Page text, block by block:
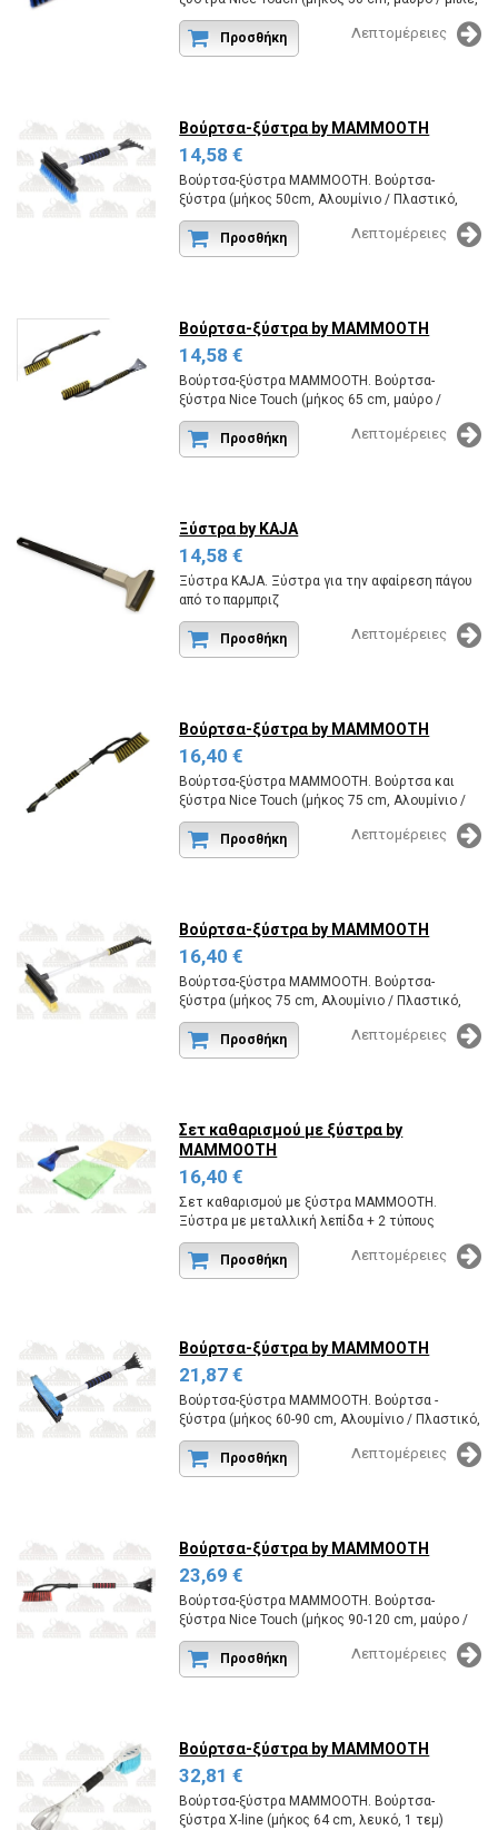
1 τεμ.), Χοντρές τρίχες
Κωδικός εργοστασίου:MMT A123 031.
Προσθήκη Λεπτομέρειες
Βούρτσα-ξύστρα by MAMMOOTH
14,58 €
Βούρτσα-ξύστρα MAMMOOTH. Βούρτσα-
ξύστρα (μήκος 50cm, Αλουμίνιο / Πλαστικό,
μαύρο / μπλε, 1pcs), παχύ τρίχες
Κωδικός εργοστασίου:MMT A123 041.
Προσθήκη Λεπτομέρειες
Βούρτσα-ξύστρα by MAMMOOTH
14,58 €
Βούρτσα-ξύστρα MAMMOOTH. Βούρτσα-
ξύστρα Nice Touch (μήκος 65 cm, μαύρο /
κίτρινο, 1 τεμ.), Χοντρές τρίχες
Κωδικός εργοστασίου:MMT A123 032.
Προσθήκη Λεπτομέρειες
Ξύστρα by KAJA
14,58 €
Ξύστρα KAJA. Ξύστρα για την αφαίρεση πάγου
από το παρμπριζ
Κωδικός εργοστασίου:SCRAPER MURSKA 580L.
Προσθήκη
Λεπτομέρειες
Βούρτσα-ξύστρα by MAMMOOTH
16,40 €
Βούρτσα-ξύστρα MAMMOOTH. Βούρτσα και
ξύστρα Nice Touch (μήκος 75 cm, Αλουμίνιο /
Πλαστικό, διαφορετικά χρώματα, 1 τεμ.),
Παχιά τρίχα
Κωδικός εργοστασίου:MMT A123 033.
Προσθήκη Λεπτομέρειες
Βούρτσα-ξύστρα by MAMMOOTH
16,40 €
Βούρτσα-ξύστρα MAMMOOTH. Βούρτσα-
ξύστρα (μήκος 75 cm, Αλουμίνιο / Πλαστικό,
μαύρο / κίτρινο, 1 τεμ.), Παχιά τρίχα
Κωδικός εργοστασίου:MMT A123 043.
Προσθήκη Λεπτομέρειες
Σετ καθαρισμού με ξύστρα by
MAMMOOTH
16,40 €
Σετ καθαρισμού με ξύστρα MAMMOOTH.
Ξύστρα με μεταλλική λεπίδα + 2 τύπους
μικροϊνών για το εσωτερικό του αυτοκινήτου.
Κωδικός εργοστασίου:MMT A123 010.
Προσθήκη Λεπτομέρειες
Βούρτσα-ξύστρα by MAMMOOTH
21,87 €
Βούρτσα-ξύστρα MAMMOOTH. Βούρτσα -
ξύστρα (μήκος 60-90 cm, Αλουμίνιο / Πλαστικό,
μαύρο / μπλε, 1 τεμ.), Παχιά τρίχα
Κωδικός εργοστασίου:MMT A123 044.
Προσθήκη Λεπτομέρειες
Βούρτσα-ξύστρα by MAMMOOTH
23,69 €
Βούρτσα-ξύστρα MAMMOOTH. Βούρτσα-
ξύστρα Nice Touch (μήκος 90-120 cm, μαύρο /
κόκκινο, 1 τεμ.), Παχιά τρίχα
Κωδικός εργοστασίου:MMT A123 034.
Προσθήκη Λεπτομέρειες
Βούρτσα-ξύστρα by MAMMOOTH
32,81 €
Βούρτσα-ξύστρα MAMMOOTH. Βούρτσα-
ξύστρα Χ-line (μήκος 64 cm, λευκό, 1 τεμ)